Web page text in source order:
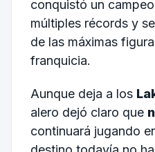
conquistó un
múltiples récords y
de las máximas
franquicia.
Aunque deja a los
alero dejó claro que
continuará jugando